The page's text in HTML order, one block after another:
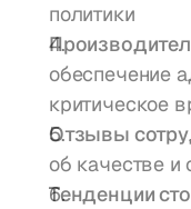
политики
обеспечение
критическое
Отзывы
об качестве и
Тенденции